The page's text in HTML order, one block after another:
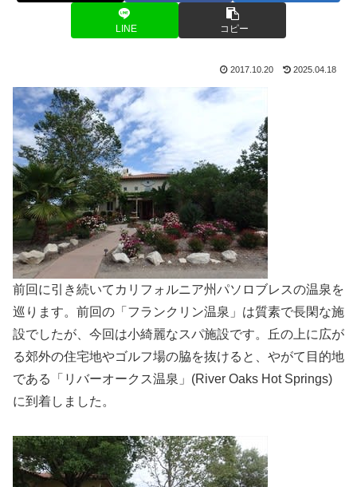
LINE コピー
2017.10.20 2025.04.18
前回に引き続いてカリフォルニア州パソロブレスの温泉を
巡ります。前回の「フランクリン温泉」は質素で長閑な施
設でしたが、今回は小綺麗なスパ施設です。丘の上に広が
る郊外の住宅地やゴルフ場の脇を抜けると、やがて目的地
である「リバーオークス温泉」(River Oaks Hot Springs)
に到着しました。